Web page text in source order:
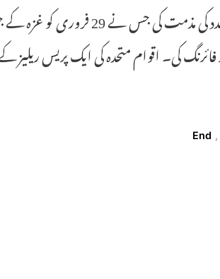
منگل کے روز، اقوام متحدہ کے ماہرین نے اسرائیلی فوجیوں
کی۔ اقوام متحدہ کی ایک پریس ریلیز
End ,